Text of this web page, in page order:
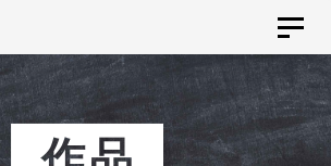
Toggle